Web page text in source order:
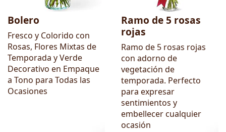
Bolero
Fresco y Colorido con
Rosas, Flores Mixtas de
Temporada y Verde
Decorativo en Empaque
a Tono para Todas las
Ocasiones
Ramo de 5 rosas
rojas
Ramo de 5 rosas rojas
con adorno de
vegetación de
temporada. Perfecto
para expresar
sentimientos y
embellecer cualquier
ocasión